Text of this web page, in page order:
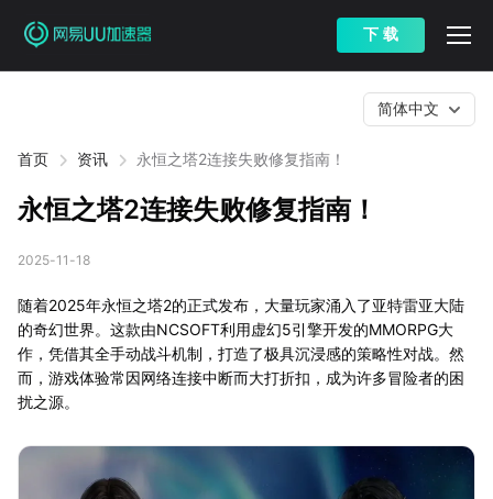
下 载
首页 资讯 永恒之塔2连接失败修复指南！
简体中文
永恒之塔2连接失败修复指南！
2025-11-18
随着2025年永恒之塔2的正式发布，大量玩家涌入了亚特雷亚大陆
的奇幻世界。这款由NCSOFT利用虚幻5引擎开发的MMORPG大
作，凭借其全手动战斗机制，打造了极具沉浸感的策略性对战。然
而，游戏体验常因网络连接中断而大打折扣，成为许多冒险者的困
扰之源。